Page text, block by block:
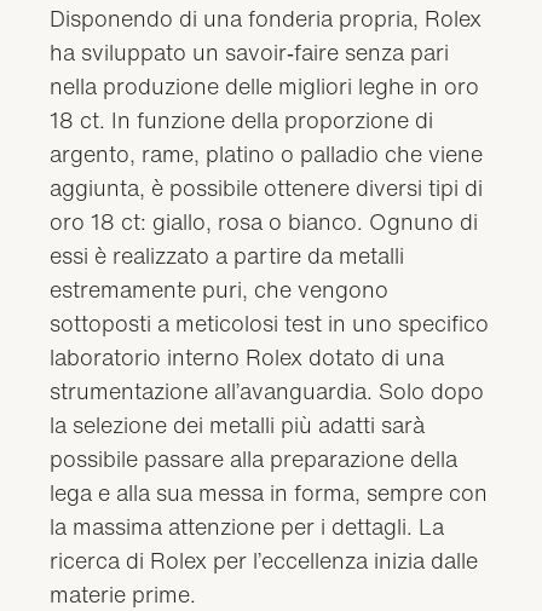
Disponendo di una fonderia propria, Rolex
ha sviluppato un savoir‑faire senza pari
nella produzione delle migliori leghe in oro
18 ct. In funzione della proporzione di
argento, rame, platino o palladio che viene
aggiunta, è possibile ottenere diversi tipi di
oro 18 ct: giallo, rosa o bianco. Ognuno di
essi è realizzato a partire da metalli
estremamente puri, che vengono
sottoposti a meticolosi test in uno specifico
laboratorio interno Rolex dotato di una
strumentazione all’avanguardia. Solo dopo
la selezione dei metalli più adatti sarà
possibile passare alla preparazione della
lega e alla sua messa in forma, sempre con
la massima attenzione per i dettagli. La
ricerca di Rolex per l’eccellenza inizia dalle
materie prime.